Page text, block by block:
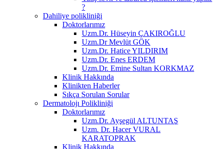
?
Dahiliye polikliniği
Doktorlarımız
Uzm.Dr. Hüseyin ÇAKIROĞLU
Uzm.Dr Mevlüt GÖK
Uzm.Dr. Hatice YILDIRIM
Uzm.Dr. Enes ERDEM
Uzm.Dr. Emine Sultan KORKMAZ
Klinik Hakkında
Klinikten Haberler
Sıkça Sorulan Sorular
Dermatolojı Polikliniği
Doktorlarımız
Uzm.Dr. Ayşegül ALTUNTAŞ
Uzm. Dr. Hacer VURAL
KARATOPRAK
Klinik Hakkında